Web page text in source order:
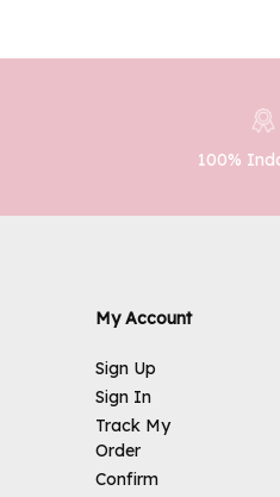
100%
My Account
Sign Up
Sign In
Track My
Order
Confirm